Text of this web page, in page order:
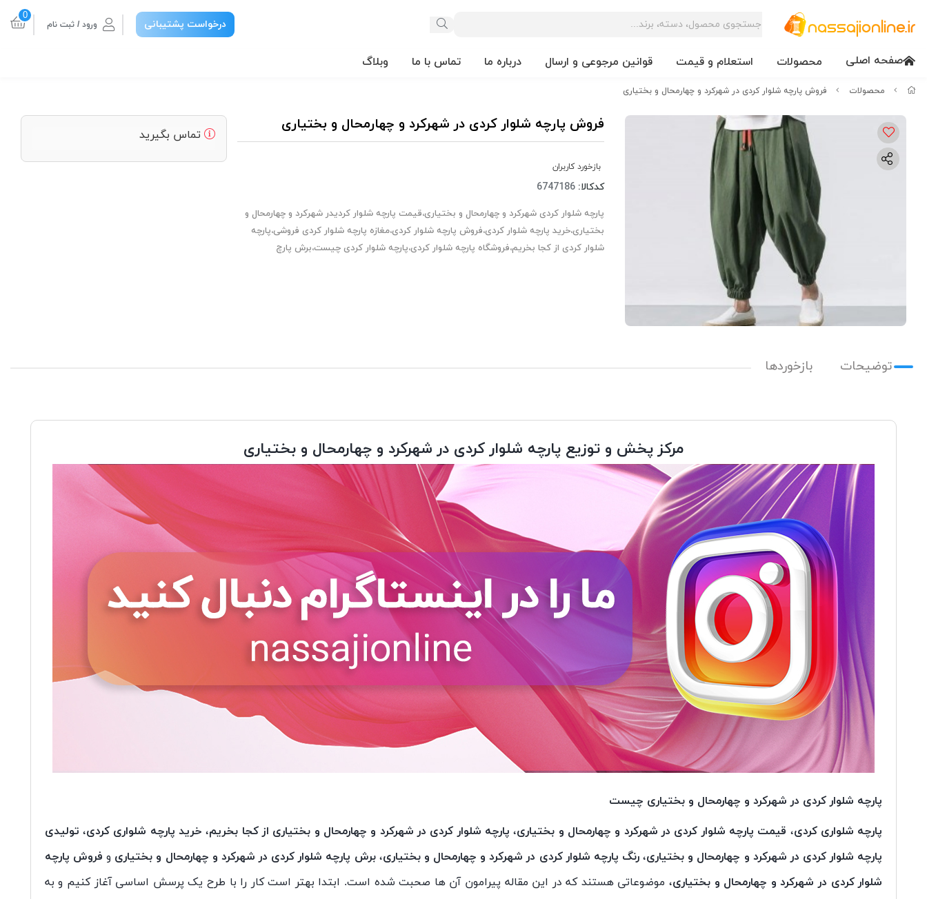
درخواست پشتیبانی ورود / ثبت نام
0
صفحه اصلی محصولات استعلام و قیمت قوانین مرجوعی و ارسال درباره ما تماس با ما وبلاگ
محصولات فروش پارچه شلوار کردی در شهرکرد و چهارمحال و بختیاری
فروش پارچه شلوار کردی در شهرکرد و چهارمحال و بختیاری
بازخورد کاربران
کدکالا:
پارچه شلوار کردی شهرکرد و چهارمحال و بختیاری،قیمت پارچه شلوار کردیدر شهرکرد و چهارمحال و
بختیاری،خرید پارچه شلوار کردی،فروش پارچه شلوار کردی،مغازه پارچه شلوار کردی فروشی،پارچه
شلوار کردی از کجا بخریم،فروشگاه پارچه شلوار کردی،پارچه شلوار کردی چیست،برش پارچ
تماس بگیرید
توضیحات بازخوردها
مرکز پخش و توزیع پارچه شلوار کردی در شهرکرد و چهارمحال و بختیاری
پارچه شلوار کردی در شهرکرد و چهارمحال و بختیاری چیست
پارچه شلواری کردی، قیمت پارچه شلوار کردی در شهرکرد و چهارمحال و بختیاری، پارچه شلوار کردی در شهرکرد و چهارمحال و بختیاری از کجا بخریم، خرید پارچه شلواری کردی، تولیدی
پارچه شلوار کردی در شهرکرد و چهارمحال و بختیاری،رنگ پارچه شلوار کردی در شهرکرد و چهارمحال و بختیاری،برش پارچه شلوار کردی در شهرکرد و چهارمحال و بختیاری و فروش پارچه
شلوار کردی در شهرکرد و چهارمحال و بختیاری، موضوعاتی هستند که در این مقاله پیرامون آن ها صحبت شده است. ابتدا بهتر است کار را با طرح یک پرسش اساسی آغاز کنیم و به